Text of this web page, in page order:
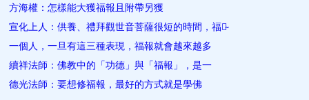
方海權：怎樣能大獲福報且附帶另獲
宣化上人：供養、禮拜觀世音菩薩很短的時間，福報̴
一個人，一旦有這三種表現，福報就會越來越​多
續祥法師​：佛教中的「功德」與「福報」，是一
德光法師：要想修福報，最好的方式就是學​佛